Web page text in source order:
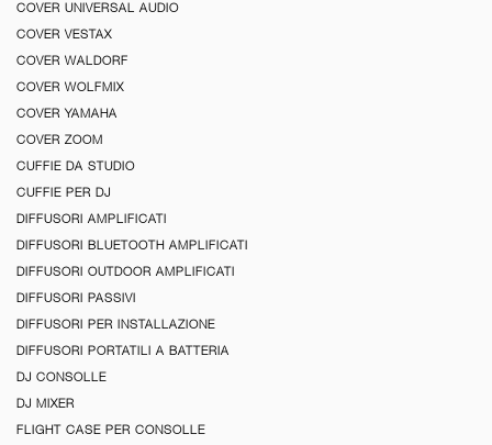
COVER UNIVERSAL AUDIO
COVER VESTAX
COVER WALDORF
COVER WOLFMIX
COVER YAMAHA
COVER ZOOM
CUFFIE DA STUDIO
CUFFIE PER DJ
DIFFUSORI AMPLIFICATI
DIFFUSORI BLUETOOTH AMPLIFICATI
DIFFUSORI OUTDOOR AMPLIFICATI
DIFFUSORI PASSIVI
DIFFUSORI PER INSTALLAZIONE
DIFFUSORI PORTATILI A BATTERIA
DJ CONSOLLE
DJ MIXER
FLIGHT CASE PER CONSOLLE